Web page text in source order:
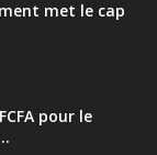
met le cap
pour le